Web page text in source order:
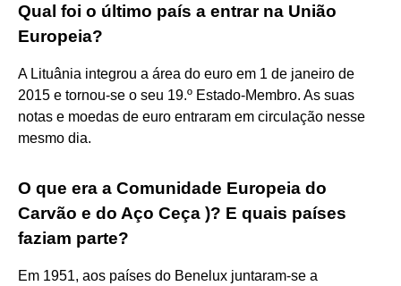
Qual foi o último país a entrar na União
Europeia?
A Lituânia integrou a área do euro em 1 de janeiro de
2015 e tornou-se o seu 19.º Estado-Membro. As suas
notas e moedas de euro entraram em circulação nesse
mesmo dia.
O que era a Comunidade Europeia do
Carvão e do Aço Ceça )? E quais países
faziam parte?
Em 1951, aos países do Benelux juntaram-se a